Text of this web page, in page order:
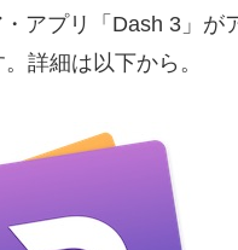
アプリ「Dash 3」が
詳細は以下から。